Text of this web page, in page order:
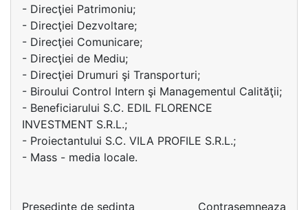
- Direcţiei Patrimoniu;
- Direcţiei Dezvoltare;
- Direcţiei Comunicare;
- Direcţiei de Mediu;
- Direcţiei Drumuri şi Transporturi;
- Biroului Control Intern şi Managementul Calităţii;
- Beneficiarului S.C. EDIL FLORENCE
INVESTMENT S.R.L.;
- Proiectantului S.C. VILA PROFILE S.R.L.;
- Mass - media locale.
Presedinte de sedinta
Contrasemneaza